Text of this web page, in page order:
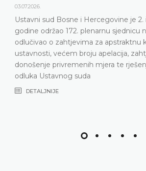
2026.
je
Ustavni sud Bosne i
plenarnu sjednicu 2.
DETALJNIJE